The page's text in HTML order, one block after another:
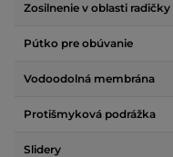
Zosilnenie v oblasti radičky
Pútko pre obúvanie
Vodoodolná membrána
Protišmyková podrážka
Slidery